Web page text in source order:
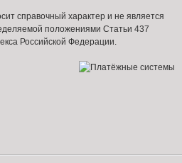
справочный характер и не является
положениями Статьи 437
Российской Федерации.